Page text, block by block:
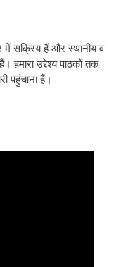
में सक्रिय हैं और स्थानीय व
हमारा उद्देश्य पाठकों तक
पहुंचाना हैं।